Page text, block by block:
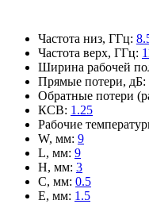
Частота низ, ГГц:
Частота верх, ГГц:
Ширина рабочей
Прямые потери, дБ:
Обратные потери
КСВ: 1.25
Рабочие
W, мм: 9
L, мм: 9
H, мм: 3
C, мм: 0.5
E, мм: 1.5